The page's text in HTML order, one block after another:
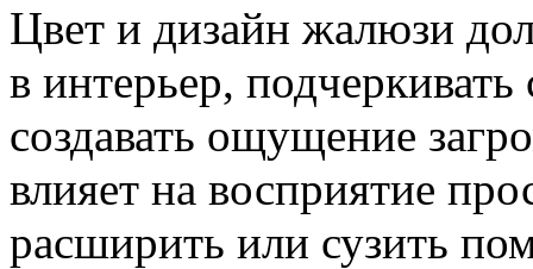
Цвет и дизайн жалюзи
в интерьер,
создавать ощущение
влияет на восприятие
расширить или сузить